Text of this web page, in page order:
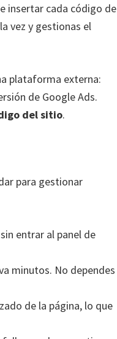
insertar cada código de
vez y gestionas el
plataforma externa:
de Google Ads.
del sitio.
para gestionar
entrar al panel de
minutos. No dependes
de la página, lo que